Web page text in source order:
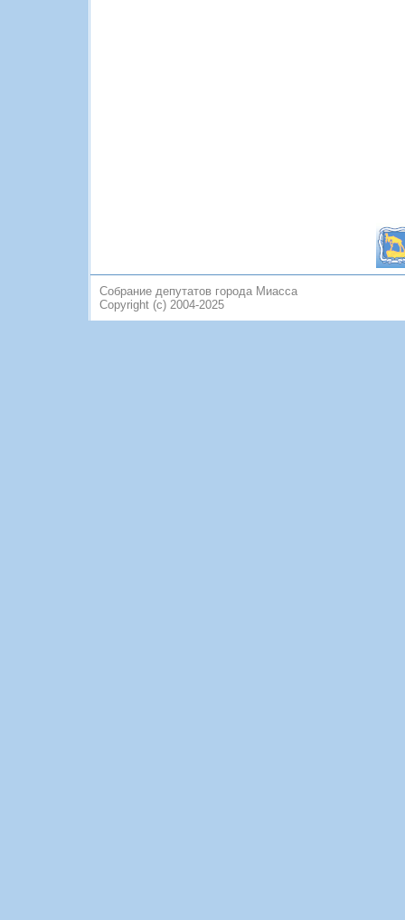
Собрание депутатов города Миасса
Copyright (c) 2004-2025